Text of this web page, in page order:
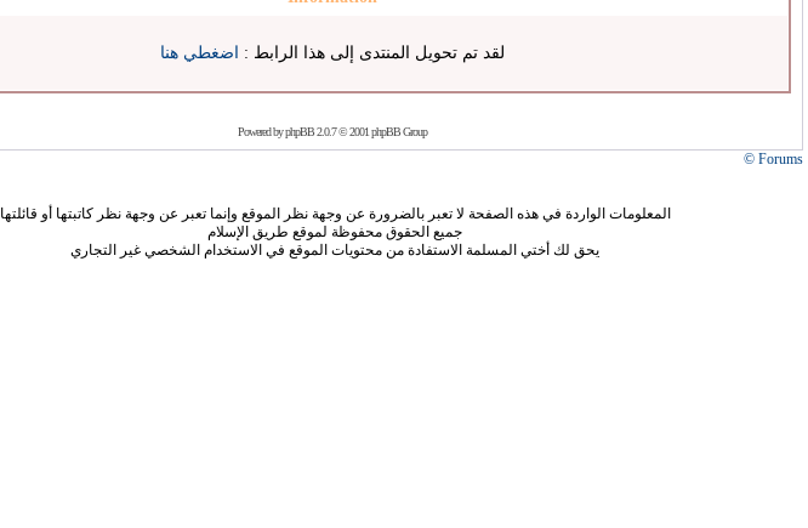
لقد تم تحويل المنتدى إلى هذا الرابط : اضغطي هنا
Powered byphpBB2.0.7 © 2001 phpBB Group
Forums ©
المعلومات الواردة في هذه الصفحة لا تعبر بالضرورة عن وجهة نظر الموقع وإنما تعبر عن وجهة نظر كاتبتها أو قائلتها
جميع الحقوق محفوظة لموقع طريق الإسلام
يحق لك أختي المسلمة الاستفادة من محتويات الموقع في الاستخدام الشخصي غير التجاري